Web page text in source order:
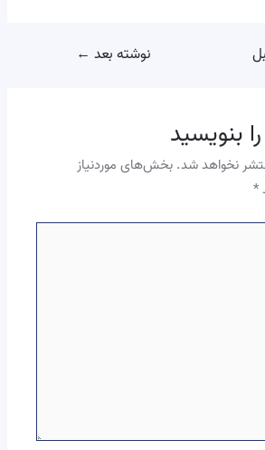
نوشته بعد ←
بنویسید
نخواهد شد. بخش‌های موردنیاز
*